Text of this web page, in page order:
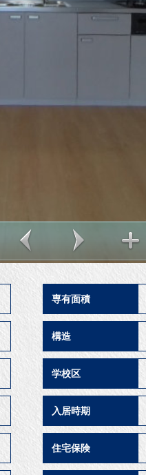
専有面積
構造
学校区
入居時期
住宅保険